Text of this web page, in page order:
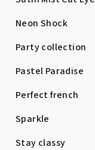
Neon Shock
Party collection
Pastel Paradise
Perfect french
Sparkle
Stay classy